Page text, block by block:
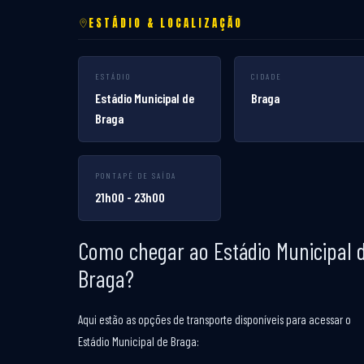
ESTÁDIO & LOCALIZAÇÃO
ESTÁDIO
Estádio Municipal de
Braga
CIDADE
Braga
PONTAPÉ DE SAÍDA
21h00 - 23h00
Como chegar ao Estádio Municipal
Braga?
Aqui estão as opções de transporte disponíveis para acessar o
Estádio Municipal de Braga: